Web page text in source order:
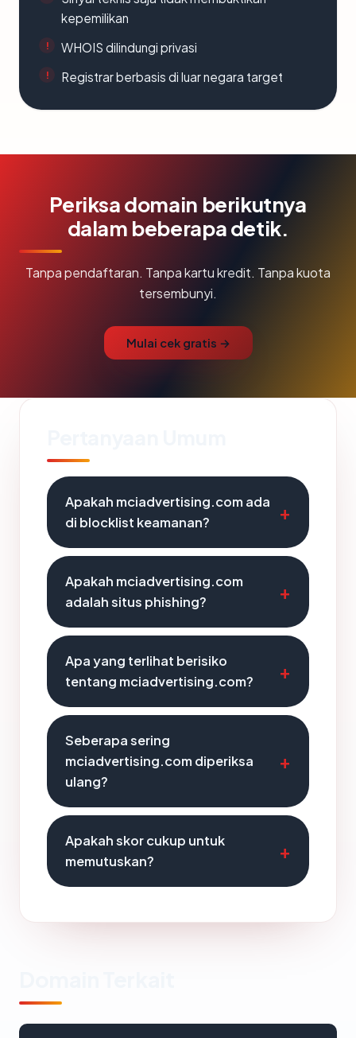
kepemilikan
WHOIS dilindungi privasi
Registrar berbasis di luar negara target
Periksa domain berikutnya
dalam beberapa detik.
Tanpa pendaftaran. Tanpa kartu kredit. Tanpa kuota
tersembunyi.
Mulai cek gratis →
Apakah mciadvertising.com ada
di blocklist keamanan?
Apakah mciadvertising.com
adalah situs phishing?
Apa yang terlihat berisiko
tentang mciadvertising.com?
Seberapa sering
mciadvertising.com diperiksa
ulang?
Apakah skor cukup untuk
memutuskan?